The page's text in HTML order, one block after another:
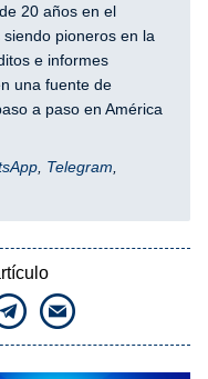
20 años en el
pioneros en la
e informes
una fuente de
a paso en América
Telegram